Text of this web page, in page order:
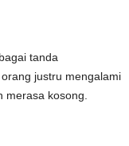
tanda
justru mengalami
merasa kosong.